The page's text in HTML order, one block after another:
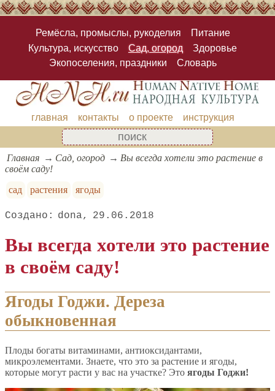
Ремёсла, промыслы, рукоделия
Питание
Культура, искусство
Сад, огород
Здоровье
Экопоселения, праздники
Словарь
главная контакты о проекте инструкция
Главная Сад, огород
Вы всегда хотели это растение в
своём саду!
сад
растения ягоды
dona 29.06.2018
Вы всегда хотели это растение
в своём саду!
Ягоды Годжи. Дереза
обыкновенная
Плоды богаты витаминами, антиоксидантами,
микроэлементами. Знаете, что это за растение и ягоды,
которые могут расти у вас на участке? Это ягоды Годжи!